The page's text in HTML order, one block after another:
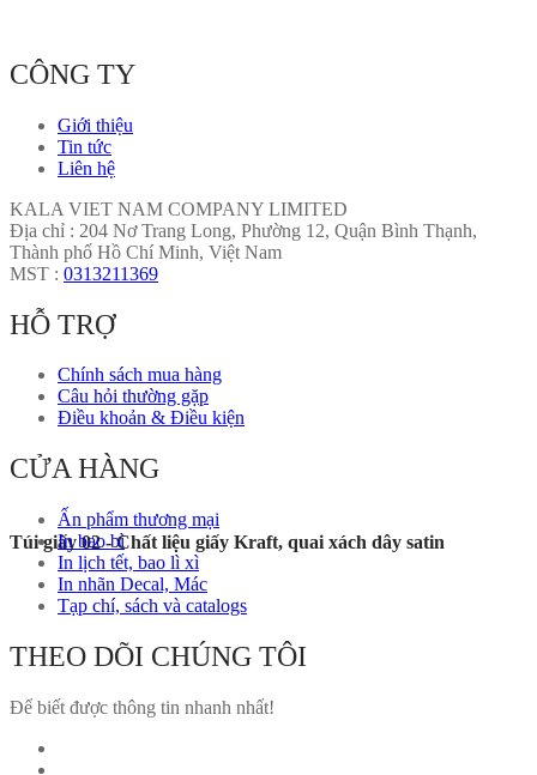
Túi giấy 02 - Chất liệu giấy Kraft, quai xách dây satin
CÔNG TY
Giới thiệu
Tin tức
Liên hệ
KALA VIET NAM COMPANY LIMITED
Địa chỉ : 204 Nơ Trang Long, Phường 12, Quận Bình Thạnh,
Thành phố Hồ Chí Minh, Việt Nam
MST : 0313211369
HỖ TRỢ
Chính sách mua hàng
Câu hỏi thường gặp
Điều khoản & Điều kiện
CỬA HÀNG
Ấn phẩm thương mại
In bao bì
In lịch tết, bao lì xì
In nhãn Decal, Mác
Tạp chí, sách và catalogs
THEO DÕI CHÚNG TÔI
Để biết được thông tin nhanh nhất!